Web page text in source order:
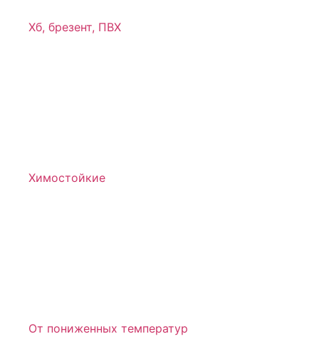
Хб, брезент, ПВХ
Химостойкие
От пониженных температур